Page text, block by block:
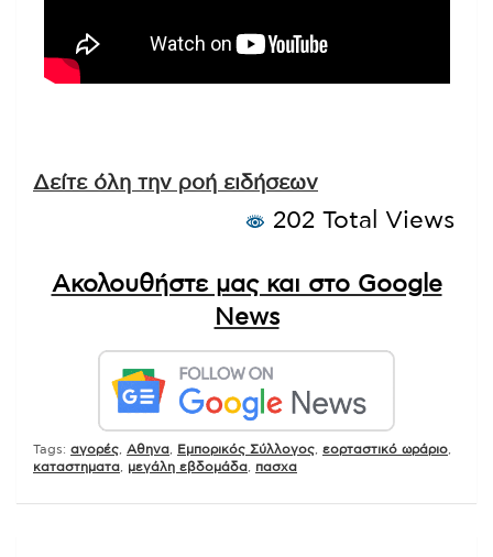
Δείτε όλη την ροή ειδήσεων
202 Total Views
Ακολουθήστε μας και στο Google
News
Tags: αγορές Αθηνα Εμπορικός Σύλλογος εορταστικό ωράριο
καταστηματα
μεγάλη εβδομάδα πασχα